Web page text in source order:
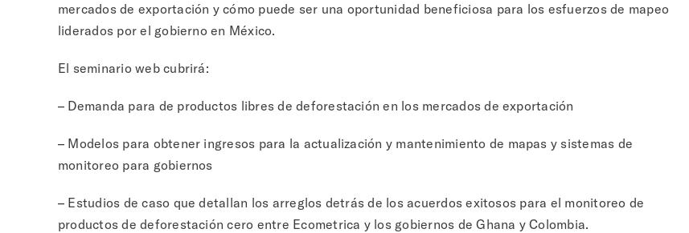
mercados de exportación y cómo puede ser una oportunidad beneficiosa para los esfuerzos de mapeo
liderados por el gobierno en México.
El seminario web cubrirá:
– Demanda para de productos libres de deforestación en los mercados de exportación
– Modelos para obtener ingresos para la actualización y mantenimiento de mapas y sistemas de
monitoreo para gobiernos
– Estudios de caso que detallan los arreglos detrás de los acuerdos exitosos para el monitoreo de
productos de deforestación cero entre Ecometrica y los gobiernos de Ghana y Colombia.